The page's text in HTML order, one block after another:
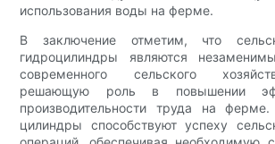
использования воды на ферме.
В заключение отметим, что
гидроцилиндры являются
современного сельского
решающую роль в повышении
производительности труда на ферме.
цилиндры способствуют успеху